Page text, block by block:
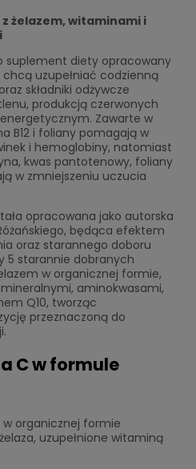
żelazem, witaminami i
suplement diety opracowany
uzupełniać codzienną
składniki odżywcze
produkcją czerwonych
Zawarte w
B12 i foliany pomagają w
i hemoglobiny, natomiast
kwas pantotenowy, foliany
w zmniejszeniu uczucia
opracowana jako autorska
będąca efektem
oraz starannego doboru
5 starannie dobranych
w organicznej formie,
aminokwasami,
Q10, tworząc
przeznaczoną do
C w formule
w organicznej formie
uzupełnione witaminą